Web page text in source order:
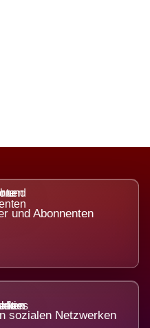
und Abonnenten
sozialen Netzwerken